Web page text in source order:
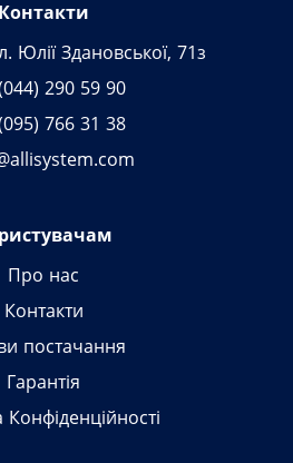
Контакти
Юлії Здановської, 71з
290 59 90
766 31 38
Про нас
Контакти
постачання
Гарантія
Конфіденційності